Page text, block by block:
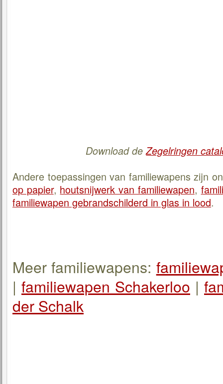
Download deZegelringen
Andere toepassingen van familiewapens zijn
op papier, houtsnijwerk van familiewapen,
familiewapen gebrandschilderd in glas in lood.
Meer familiewapens:
| familiewapen Schakerloo |
der Schalk